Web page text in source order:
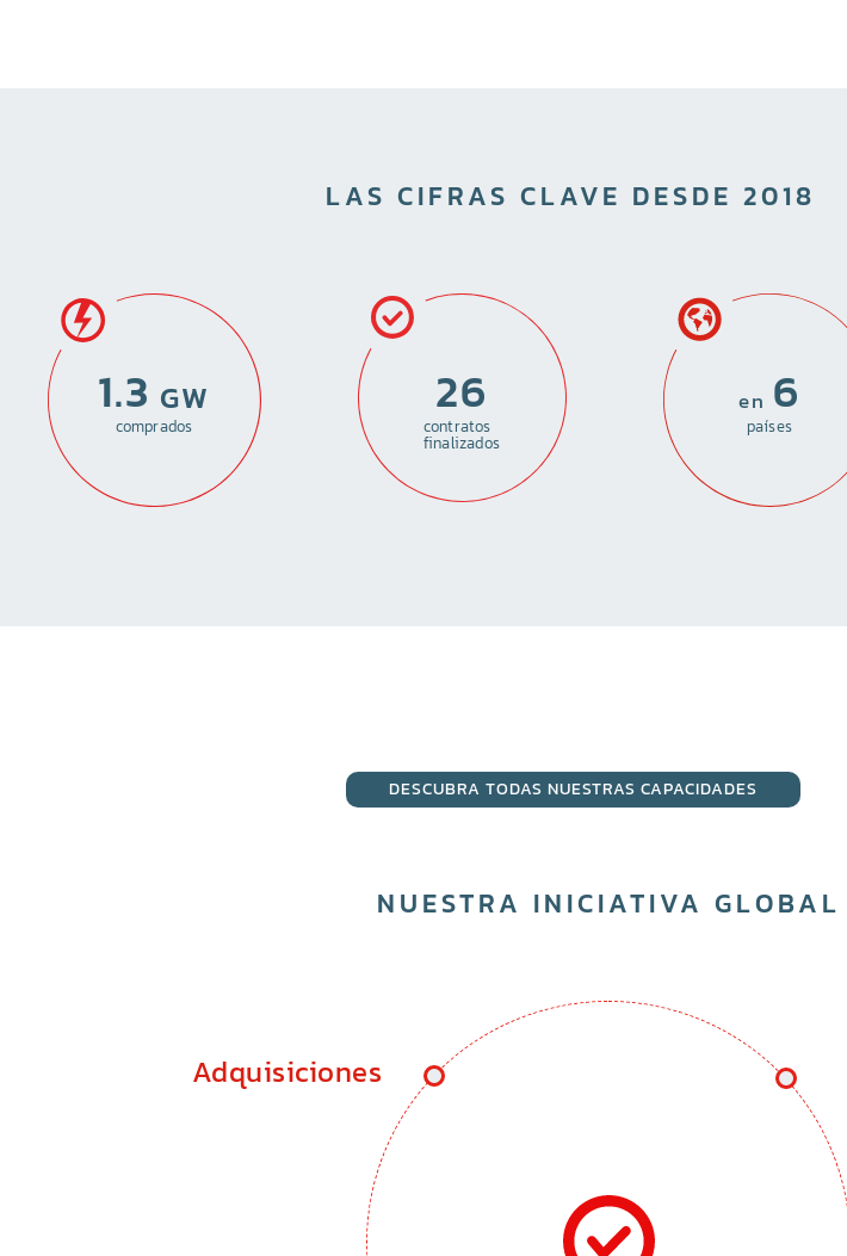
LAS CIFRAS CLAVE DESDE 2018
comprados
1.3 GW
contratos
finalizados
26
países
en 6
DESCUBRA TODAS NUESTRAS CAPACIDADES
NUESTRA INICIATIVA GLOBAL
Adquisiciones